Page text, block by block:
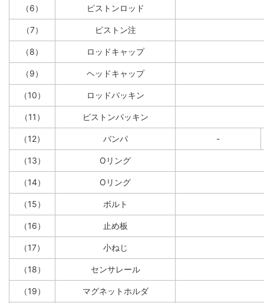
（6） ピストンロッド
（7） ピストン注
（8） ロッドキャップ
（9） ヘッドキャップ
（10） ロッドパッキン
（11） ピストンパッキン
（12） バンパ -
（13） Oリング
（14） Oリング
（15） ボルト
（16） 止め板
（17） 小ねじ
（18） センサレール
（19） マグネットホルダ